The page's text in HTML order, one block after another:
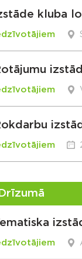
kluba
Drīzumā